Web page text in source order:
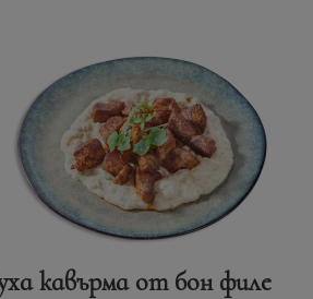
кавърма от бон филе